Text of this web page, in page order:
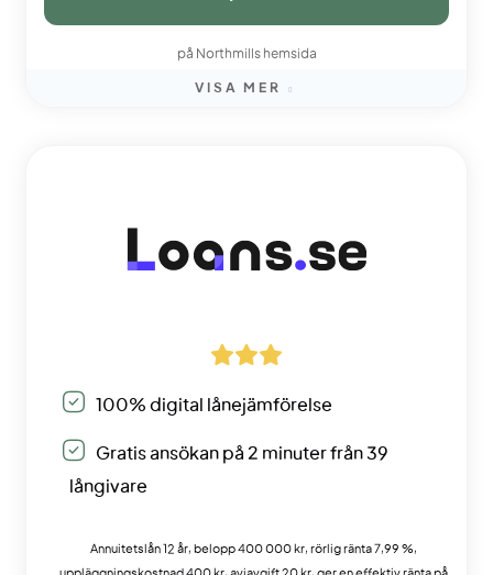
på Northmills hemsida
VISA MER
100% digital lånejämförelse
Gratis ansökan på 2 minuter från 39
långivare
Annuitetslån 12 år, belopp 400 000 kr, rörlig ränta 7,99 %,